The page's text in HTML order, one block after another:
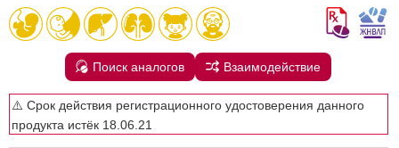
Поиск аналогов Взаимодействие
⚠️ Срок действия регистрационного удостоверения данного
продукта истёк 18.06.21